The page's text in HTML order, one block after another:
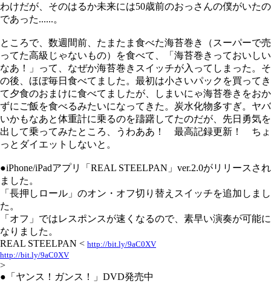
わけだが、そのはるか未来には50歳前のおっさんの僕がいたの
であった......。
ところで、数週間前、たまたま食べた海苔巻き（スーパーで売
ってた高級じゃないもの）を食べて、「海苔巻きっておいしい
なあ！」って、なぜか海苔巻きスイッチが入ってしまった。そ
の後、ほぼ毎日食べてました。最初は小さいパックを買ってき
て夕食のおまけに食べてましたが、しまいにゃ海苔巻きをおか
ずにご飯を食べるみたいになってきた。炭水化物多すぎ。ヤバ
いかもなあと体重計に乗るのを躊躇してたのだが、先日勇気を
出して乗ってみたところ、うわああ！ 最高記録更新！ ちょ
っとダイエットしないと。
●iPhone/iPadアプリ「REAL STEELPAN」ver.2.0がリリースされ
ました。
「長押しロール」のオン・オフ切り替えスイッチを追加しまし
た。
「オフ」ではレスポンスが速くなるので、素早い演奏が可能に
なりました。
REAL STEELPAN < http://bit.ly/9aC0XV
http://bit.ly/9aC0XV
>
●「ヤンス！ガンス！」DVD発売中